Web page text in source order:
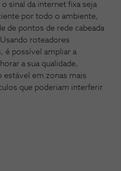
sinal da internet fixa seja
por todo o ambiente,
de pontos de rede cabeada
roteadores
é possível ampliar a
a sua qualidade,
estável em zonas mais
que poderiam interferir